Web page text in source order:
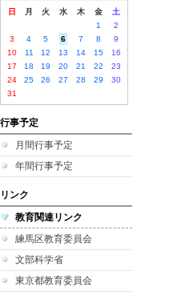
日 月 火 水 木 金
土
1
2
3
4 5 6 7 8
9
10
11 12 13 14 15
16
17
18 19 20 21 22
23
24
25 26 27 28 29
30
31
行事予定
月間行事予定
年間行事予定
リンク
教育関連リンク
練馬区教育委員会
文部科学省
東京都教育委員会